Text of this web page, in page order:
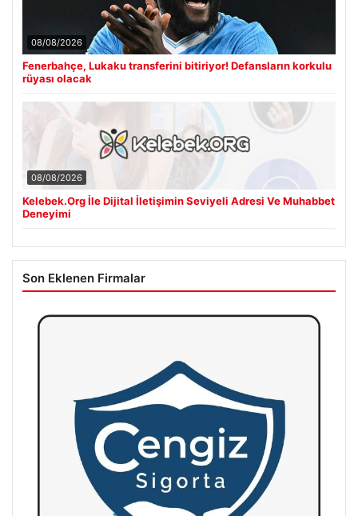
08/08/2026
Fenerbahçe, Lukaku transferini bitiriyor! Defansların korkulu
rüyası olacak
08/08/2026
Kelebek.Org İle Dijital İletişimin Seviyeli Adresi Ve Muhabbet
Deneyimi
Son Eklenen Firmalar